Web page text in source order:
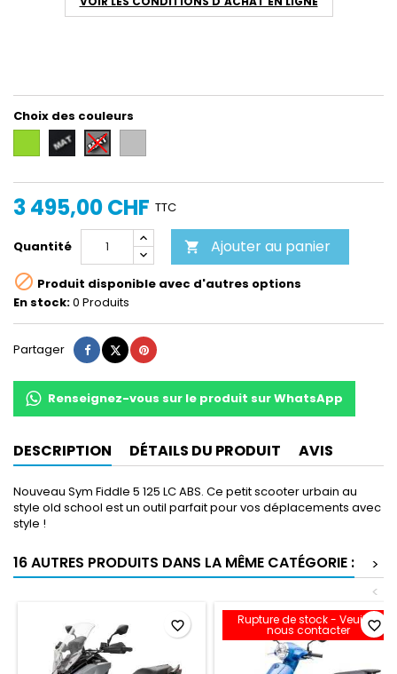
Choix des couleurs
Noir
mat
Gris
foncé clair
3 495,00 CHF TTC
Quantité  Ajouter au panier
 Produit disponible avec d'autres options
En stock:0 Produits
Partager Partager
TweetPinterest
Renseignez-vous sur le produit sur WhatsApp
DESCRIPTION DÉTAILS DU PRODUIT AVIS
Nouveau Sym Fiddle 5 125 LC ABS. Ce petit scooter urbain au
style old school est un outil parfait pour vos déplacements avec
style !
16 AUTRES PRODUITS DANS LA MÊME CATÉGORIE :
>
<
favorite_border Rupture de stock - Veuillez
nous contacter favorite_border